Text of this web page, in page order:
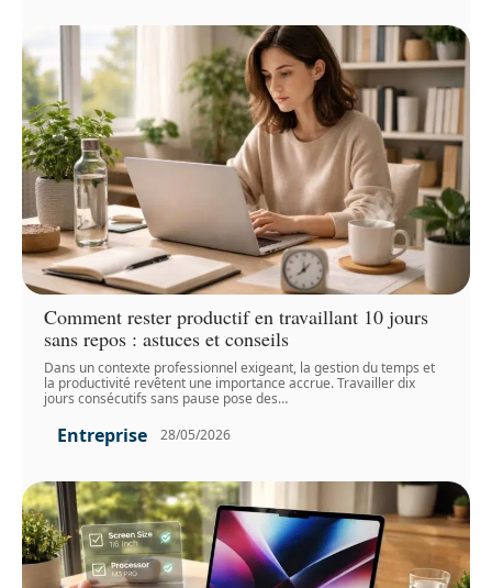
Comment rester productif en travaillant 10 jours
sans repos : astuces et conseils
Dans un contexte professionnel exigeant, la gestion du temps et
la productivité revêtent une importance accrue. Travailler dix
jours consécutifs sans pause pose des…
Entreprise 28/05/2026